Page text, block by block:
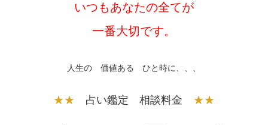
いつもあなたの全てが
一番大切です。
人生の 価値ある ひと時に、、、
★★ 占い鑑定 相談料金 ★★